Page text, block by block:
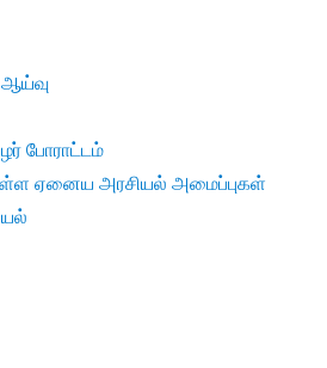
போராட்டம்
ஏனைய அரசியல் அமைப்புகள்